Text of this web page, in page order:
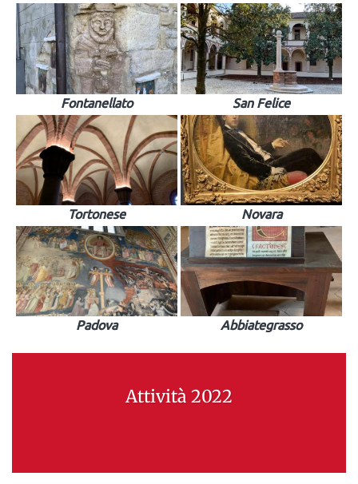
Fontanellato San Felice
Tortonese Novara
Padova Abbiategrasso
Attività 2022